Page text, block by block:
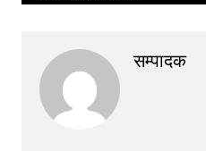
सम्पादक